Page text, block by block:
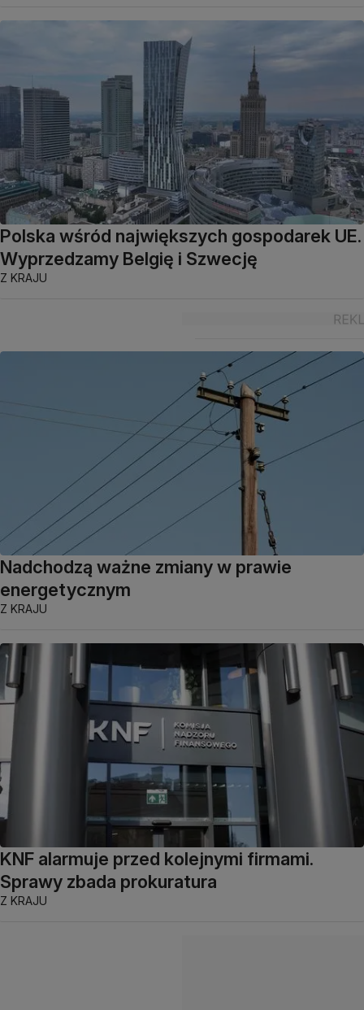
Polska wśród największych gospodarek UE.
Wyprzedzamy Belgię i Szwecję
Z KRAJU
Nadchodzą ważne zmiany w prawie
energetycznym
Z KRAJU
KNF alarmuje przed kolejnymi firmami.
Sprawy zbada prokuratura
Z KRAJU